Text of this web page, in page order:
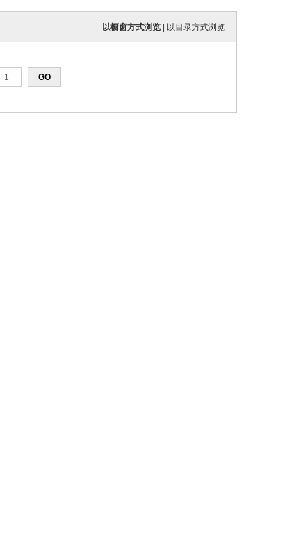
以橱窗方式浏览 以目录方式浏览